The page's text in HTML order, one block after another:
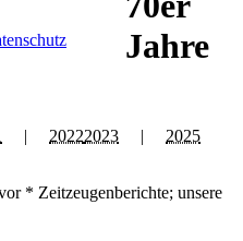
| 20222023 | 2025
* Zeitzeugenberichte; unsere
Jahre